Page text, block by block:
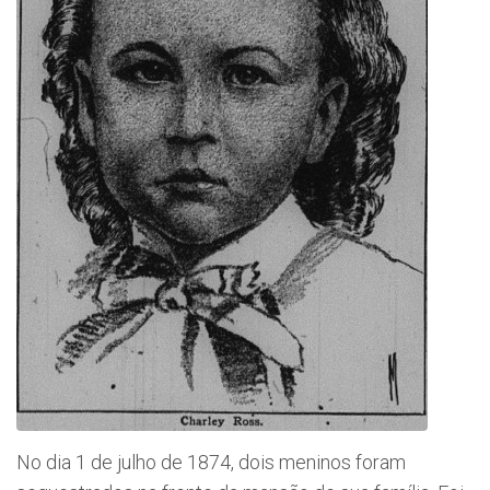
No dia 1 de julho de 1874, dois meninos foram